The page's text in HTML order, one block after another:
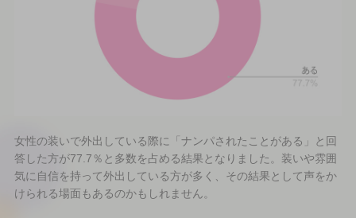
女性の装いで外出している際に「ナンパされたことがある」と回
答した方が77.7％と多数を占める結果となりました。装いや雰囲
気に自信を持って外出している方が多く、その結果として声をか
けられる場面もあるのかもしれません。